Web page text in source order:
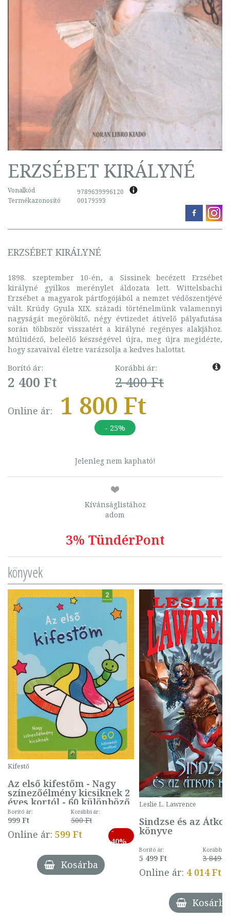
ERZSÉBET KIRÁLYNÉ
Vonalkód
9789639996120
Termékazonosító
00179593
ERZSÉBET KIRÁLYNÉ
1898. szeptember 10-én, a Sissinek becézett Erzsébet
királyné gyilkos merénylet áldozata lett. Wittelsbachi
Erzsébet a magyarok pártfogójából a nemzet védőszentjévé
vált. Krúdy Gyula XIX. századi történelmünk valamennyi
nagyságát megörökítő, négy évtizedet átívelő pályafutása
során többször visszatért a királyné regényes alakjához.
Múltidéző, beleélő készségével újra, meg újra megidézte,
hogy szavaival életre varázsolja a kedves halottat.
Borító ár:
2 400 Ft
Korábbi ár:
2 400 Ft
Online ár: 1 800 Ft
- 25%
Jelenleg nem kapható!
Kívánságlistához
adom
3% TündérPont
könyvek
Kifestő
Az első kifestőm - Nagy
színezőélmény kicsiknek 2
éves kortól - 60 különböző
mintával (gombás)
Borító ár:
999 Ft
Korábbi ár:
500 Ft
Online ár: 599 Ft
-
40%
Kosárba
Leslie L. Lawrence
Sindzse és az Átkok
könyve
Borító ár:
5 499 Ft
Korábbi
3 849 Ft
Online ár: 4 014 Ft
Kosárba